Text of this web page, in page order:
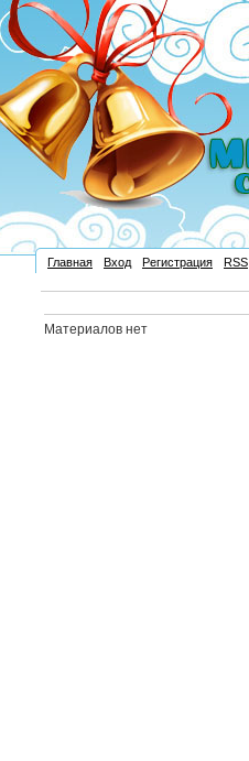
Главная Вход Регистрация RSS
Материалов нет